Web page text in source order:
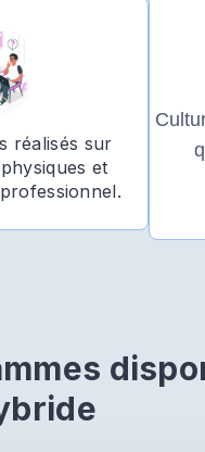
réalisés sur
et